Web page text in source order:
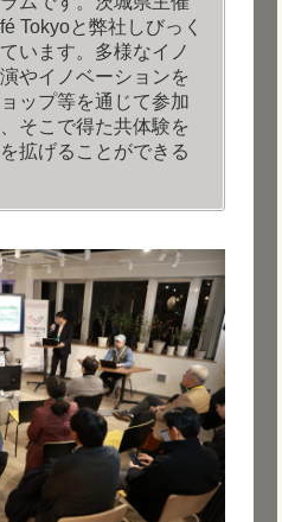
Tokyoと弊社しびっく
います。多様なイノ
やイノベーションを
ップ等を通じて参加
そこで得た共体験を
拡げることができる